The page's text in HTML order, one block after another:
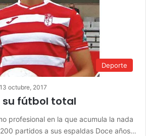
Deporte
13 octubre, 2017
su fútbol total
profesional en la que acumula la nada
partidos a sus espaldas Doce años…